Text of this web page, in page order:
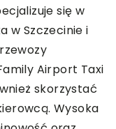
się w
w Szczecinie i
Airport Taxi
skorzystać
Wysoka